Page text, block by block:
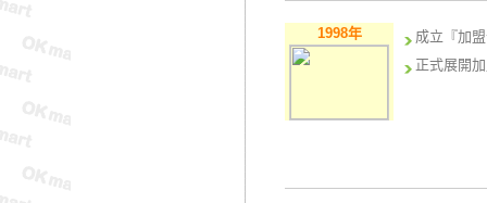
1998年
成立『加
正式展開